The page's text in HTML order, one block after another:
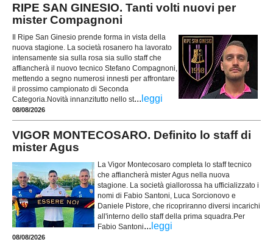
RIPE SAN GINESIO. Tanti volti nuovi per
mister Compagnoni
Il Ripe San Ginesio prende forma in vista della
nuova stagione. La società rosanero ha lavorato
intensamente sia sulla rosa sia sullo staff che
affiancherà il nuovo tecnico Stefano Compagnoni,
mettendo a segno numerosi innesti per affrontare
il prossimo campionato di Seconda
Categoria.Novità innanzitutto nello st... leggi
08/08/2026
VIGOR MONTECOSARO. Definito lo staff di
mister Agus
La Vigor Montecosaro completa lo staff tecnico
che affiancherà mister Agus nella nuova
stagione. La società giallorossa ha ufficializzato i
nomi di Fabio Santoni, Luca Sorcionovo e
Daniele Pistore, che ricopriranno diversi incarichi
all'interno dello staff della prima squadra.Per
Fabio Santoni... leggi
08/08/2026